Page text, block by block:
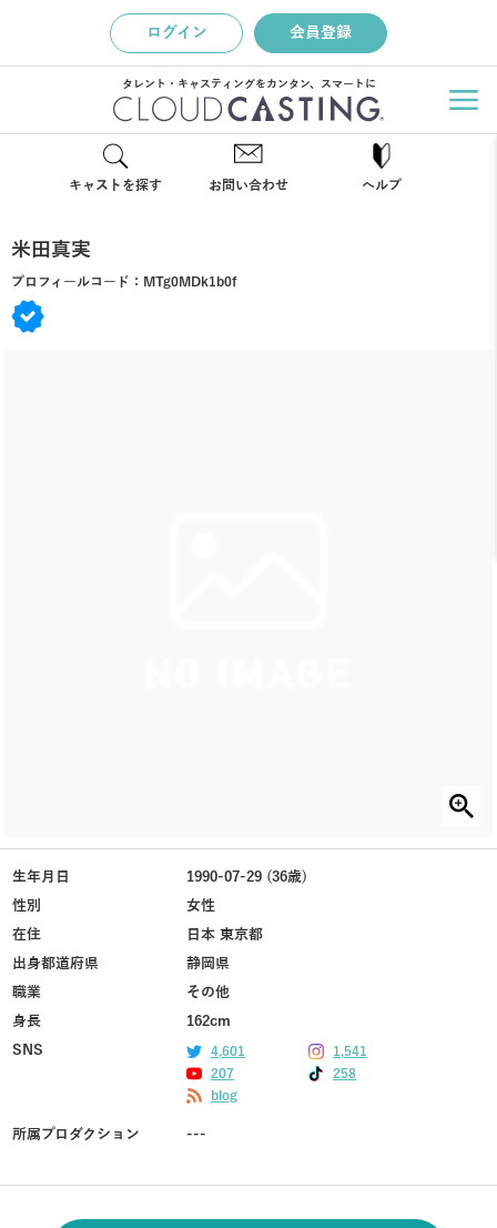
ログイン 会員登録
タレント・キャスティングをカンタン、スマートに
キャストを探す お問い合わせ ヘルプ
米田真実
プロフィールコード： MTg0MDk1b0f
生年月日
1990-07-29 (36歳)
性別
女性
在住
日本 東京都
出身都道府県
静岡県
職業
その他
身長
162cm
SNS
4,601
1,541
207
258
blog
所属プロダクション ---